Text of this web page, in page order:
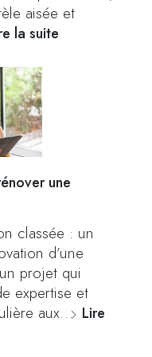
aisée et
la suite
une
classée : un
d’une
projet qui
expertise et
aux… Lire